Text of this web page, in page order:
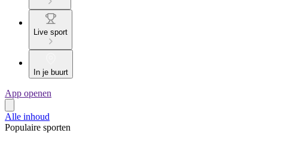
Live sport
In je buurt
App openen
Alle inhoud
Populaire sporten